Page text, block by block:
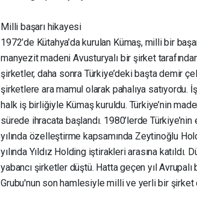
Milli başarı hikayesi
1972’de Kütahya’da kurulan Kümaş, milli bir
manyezit madeni Avusturyalı bir şirket
şirketler, daha sonra Türkiye’deki başta demir
şirketlere ara mamul olarak pahalıya satıyordu.
halk iş birliğiyle Kümaş kuruldu. Türkiye’nin
sürede ihracata başlandı. 1980’lerde
yılında özelleştirme kapsamında Zeytinoğlu
yılında Yıldız Holding iştirakleri arasına katıldı.
yabancı şirketler düştü. Hatta geçen yıl
Grubu'nun son hamlesiyle milli ve yerli bir